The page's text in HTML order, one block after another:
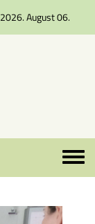
2026. August 06.
Toggle